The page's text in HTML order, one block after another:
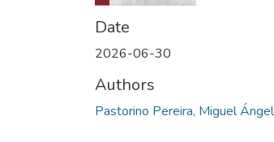
Date
2026-06-30
Authors
Pastorino Pereira, Miguel Ángel